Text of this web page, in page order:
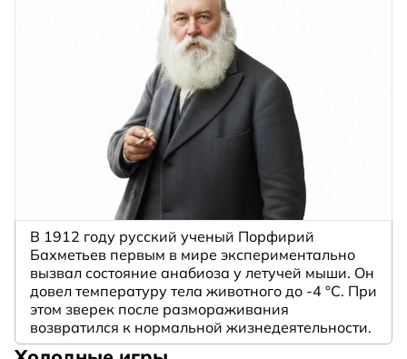
В 1912 году русский ученый Порфирий
Бахметьев первым в мире экспериментально
вызвал состояние анабиоза у летучей мыши. Он
довел температуру тела животного до -4 °C. При
этом зверек после размораживания
возвратился к нормальной жизнедеятельности.